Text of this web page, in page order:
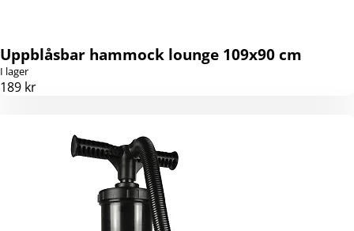
Uppblåsbar hammock lounge 109x90 cm
I lager
189 kr